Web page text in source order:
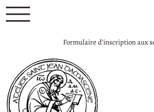
Formulaire d’inscription aux